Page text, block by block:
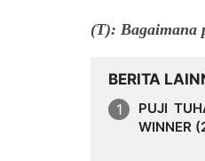
(T): Bagaimana
BERITA
PUJI
WINNER